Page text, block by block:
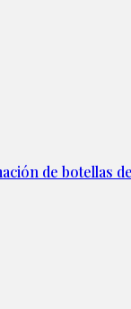
de botellas